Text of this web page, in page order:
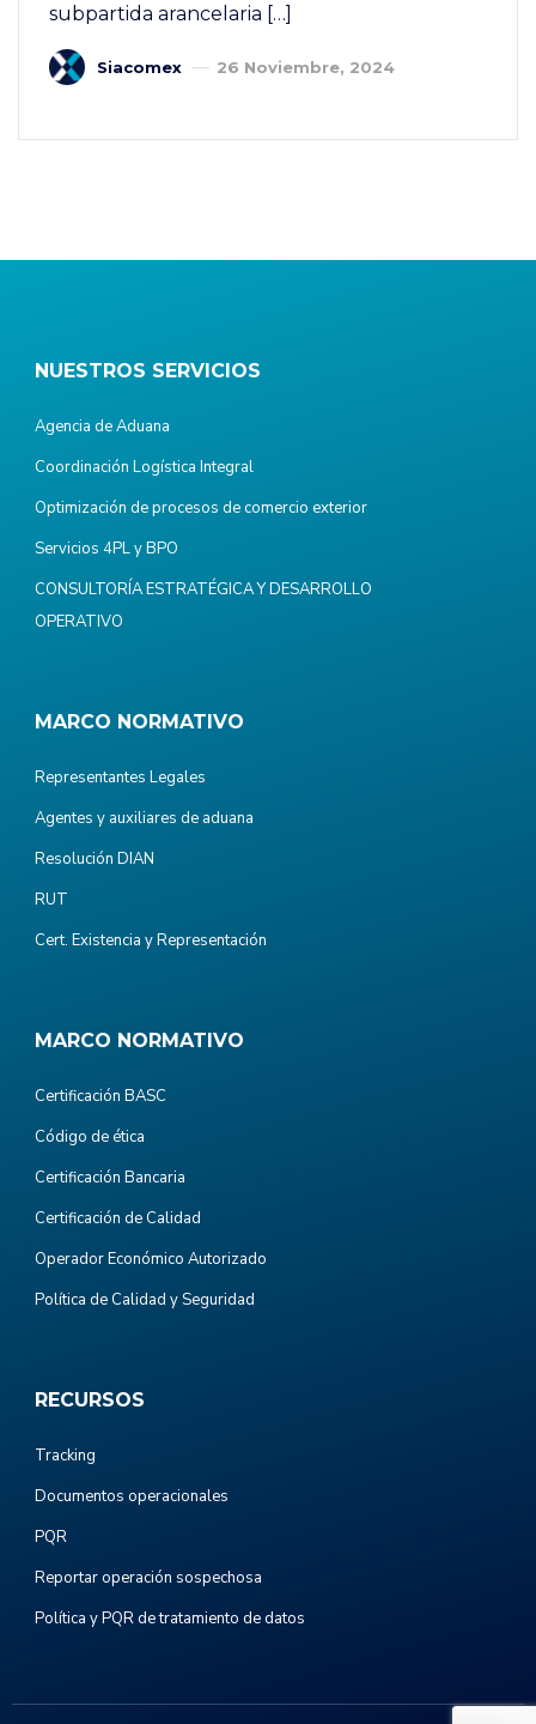
subpartida arancelaria […]
Siacomex 26 Noviembre, 2024
NUESTROS SERVICIOS
Agencia de Aduana
Coordinación Logística Integral
Optimización de procesos de comercio exterior
Servicios 4PL y BPO
CONSULTORÍA ESTRATÉGICA Y DESARROLLO
OPERATIVO
MARCO NORMATIVO
Representantes Legales
Agentes y auxiliares de aduana
Resolución DIAN
RUT
Cert. Existencia y Representación
MARCO NORMATIVO
Certificación BASC
Código de ética
Certificación Bancaria
Certificación de Calidad
Operador Económico Autorizado
Política de Calidad y Seguridad
RECURSOS
Tracking
Documentos operacionales
PQR
Reportar operación sospechosa
Política y PQR de tratamiento de datos